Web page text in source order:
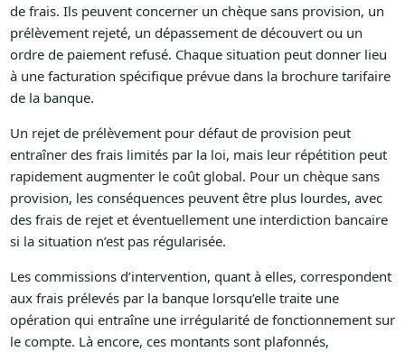
de frais. Ils peuvent concerner un chèque sans provision, un
prélèvement rejeté, un dépassement de découvert ou un
ordre de paiement refusé. Chaque situation peut donner lieu
à une facturation spécifique prévue dans la brochure tarifaire
de la banque.
Un rejet de prélèvement pour défaut de provision peut
entraîner des frais limités par la loi, mais leur répétition peut
rapidement augmenter le coût global. Pour un chèque sans
provision, les conséquences peuvent être plus lourdes, avec
des frais de rejet et éventuellement une interdiction bancaire
si la situation n’est pas régularisée.
Les commissions d’intervention, quant à elles, correspondent
aux frais prélevés par la banque lorsqu’elle traite une
opération qui entraîne une irrégularité de fonctionnement sur
le compte. Là encore, ces montants sont plafonnés,